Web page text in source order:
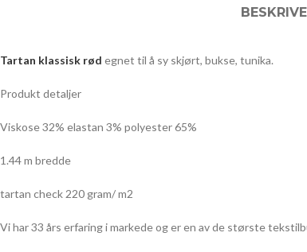
Tartan klassisk rød egnet til å sy skjørt, bukse, tunika.
Produkt detaljer
Viskose 32% elastan 3% polyester 65%
1.44 m bredde
tartan check 220 gram/ m2
Vi har 33 års erfaring i markede og er en av de største